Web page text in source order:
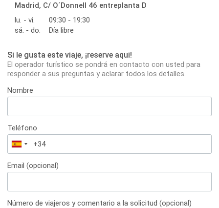
Madrid, C/ O´Donnell 46 entreplanta D
lu. - vi.
09:30 - 19:30
sá. - do.
Día libre
Si le gusta este viaje, ¡reserve aqui!
El operador turístico se pondrá en contacto con usted para
responder a sus preguntas y aclarar todos los detalles.
Nombre
Teléfono
España
+34
Email (opcional)
Número de viajeros y comentario a la solicitud (opcional)